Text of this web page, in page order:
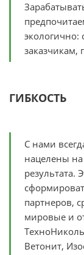
экологично:
заказчикам,
ГИБКОСТЬ
С нами
нацелены
результата.
партнеров,
мировые и
Ветонит,